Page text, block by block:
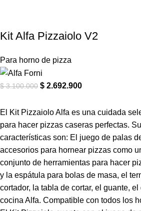
Kit Alfa Pizzaiolo V2
Para horno de pizza
$3.100.000 $ 2.692.900
El Kit Pizzaiolo Alfa es una cuidada
para hacer pizzas caseras perfectas.
características son: El juego de palas
accesorios para hornear pizzas como
conjunto de herramientas para hacer
y la espátula para bolas de masa, el
cortador, la tabla de cortar, el guante,
cocina Alfa. Compatible con todos los